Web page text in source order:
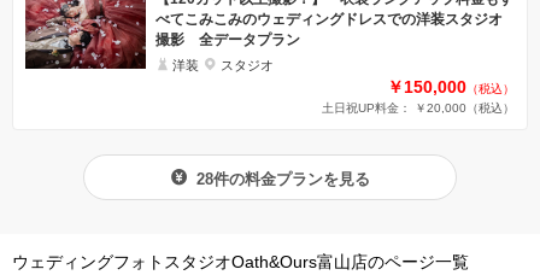
べてこみこみのウェディングドレスでの洋装スタジオ
撮影 全データプラン
洋装 スタジオ
￥150,000 （税込）
土日祝UP料金： ￥20,000 （税込）
28件の料金プランを見る
ウェディングフォトスタジオOath&Ours富山店のページ一覧